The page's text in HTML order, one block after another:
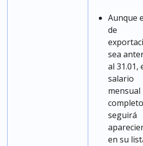
Aunque
de
sea
al 31.01,
salario
mensual
seguirá
en su